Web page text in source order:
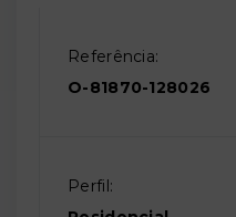
Referência:
O-81870-128026
Perfil: